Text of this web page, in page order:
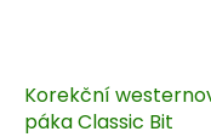
Korekční
páka Classic Bit